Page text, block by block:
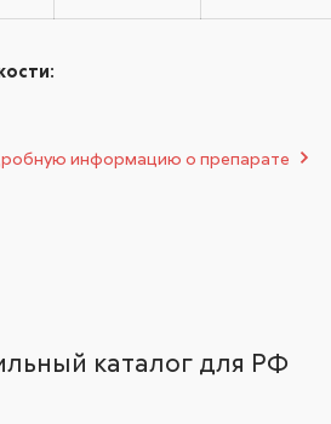
информацию о препарате
каталог для РФ